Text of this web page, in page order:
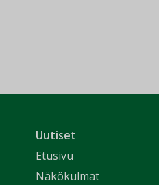
Uutiset
Etusivu
Näkökulmat